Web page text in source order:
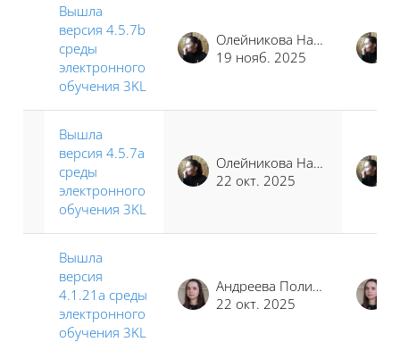
Вышла
версия 4.5.7b
среды
электронного
обучения 3KL
Олейникова Наталья Сергеевна
19 нояб. 2025
Вышла
версия 4.5.7a
среды
электронного
обучения 3KL
Олейникова Наталья Сергеевна
22 окт. 2025
Вышла
версия
4.1.21a среды
электронного
обучения 3KL
Андреева Полина Иосифовна
22 окт. 2025